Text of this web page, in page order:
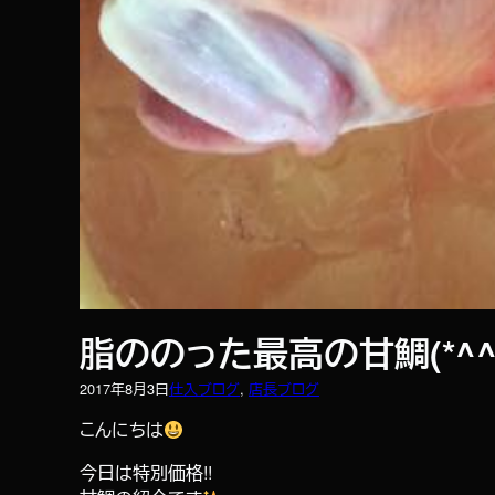
脂ののった最高の甘鯛
2017年8月3日仕入ブログ, 店長ブログ
こんにちは
今日は特別価格!!